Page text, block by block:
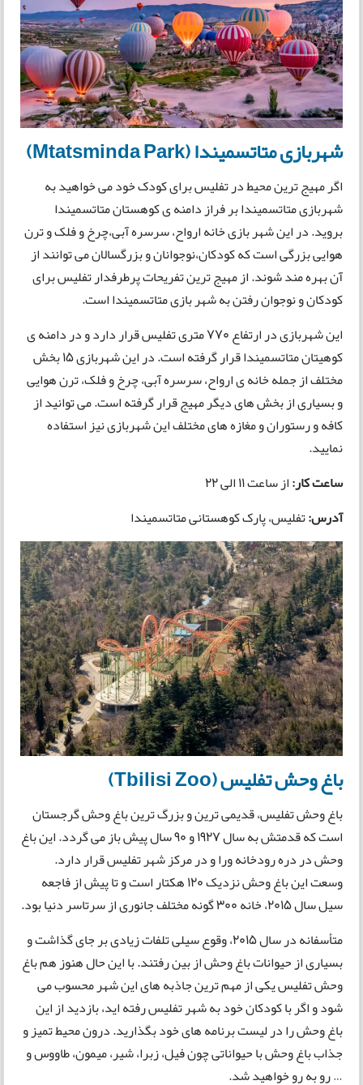
شهربازی متاتسمیندا (Mtatsminda Park)
اگر مهیج ترین محیط در تفلیس برای کودک خود می خواهید به
شهربازی متاتسمیندا بر فراز دامنه ی کوهستان متاتسمیندا
بروید. در این شهر بازی خانه ارواح، سرسره آبی،چرخ و فلک و ترن
هوایی بزرگی است که کودکان،نوجوانان و بزرگسالان می توانند از
آن بهره مند شوند. از مهیج ترین تفریحات پرطرفدار تفلیس برای
کودکان و نوجوان رفتن به شهر بازی متاتسمیندا است.
این شهربازی در ارتفاع ۷۷۰ متری تفلیس قرار دارد و در دامنه ی
کوهیتان متاتسمیندا قرار گرفته است. در این شهربازی ۱۵ بخش
مختلف از جمله خانه ی ارواح، سرسره آبی، چرخ و فلک، ترن هوایی
و بسیاری از بخش های دیگر مهیج قرار گرفته است. می توانید از
کافه و رستوران و مغازه های مختلف این شهربازی نیز استفاده
نمایید.
ساعت کار:از ساعت 11 الی 22
آدرس:تفلیس، پارک کوهستانی متاتسمیندا
باغ وحش تفلیس (Tbilisi Zoo)
باغ وحش تفلیس، قدیمی ترین و بزرگ ترین باغ وحش گرجستان
است که قدمتش به سال 1927 و 90 سال پیش باز می گردد. این باغ
وحش در دره رودخانه ورا و در مرکز شهر تفلیس قرار دارد.
وسعت این باغ وحش نزدیک 120 هکتار است و تا پیش از فاجعه
سیل سال 2015، خانه 300 گونه مختلف جانوری از سرتاسر دنیا بود.
متأسفانه در سال 2015، وقوع سیلی تلفات زیادی بر جای گذاشت و
بسیاری از حیوانات باغ وحش از بین رفتند. با این حال هنوز هم باغ
وحش تفلیس یکی از مهم ترین جاذبه های این شهر محسوب می
شود و اگر با کودکان خود به شهر تفلیس رفته اید، بازدید از این
باغ وحش را در لیست برنامه های خود بگذارید. درون محیط تمیز و
جذاب باغ وحش با حیواناتی چون فیل، زبرا، شیر، میمون، طاووس و
… رو به رو خواهید شد.